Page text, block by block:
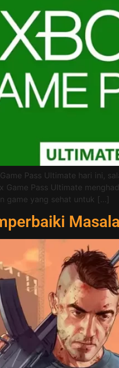
Pass Ultimate hari ini,
Game Pass Ultimate
game yang sehat untuk […]